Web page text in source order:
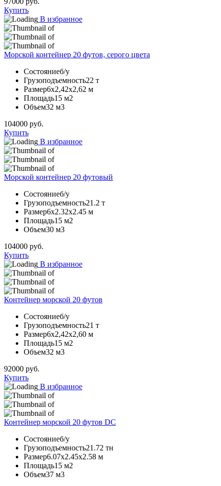
Купить
В избранное
Морской контейнер 20 футов, серого цвета
Состояниеб/у
Грузоподъемность22 т
Размер6х2,42х2,62 м
Площадь15 м2
Объем32 м3
104000 руб.
Купить
В избранное
Морской контейнер 20 футовый
Состояниеб/у
Грузоподъемность21.2 т
Размер6х2.32х2.45 м
Площадь15 м2
Объем30 м3
104000 руб.
Купить
В избранное
Контейнер морской 20 футов
Состояниеб/у
Грузоподъемность21 т
Размер6х2,42х2,60 м
Площадь15 м2
Объем32 м3
92000 руб.
Купить
В избранное
Контейнер морской 20 футов DC
Состояниеб/у
Грузоподъемность21.72 тн
Размер6.07х2.45х2.58 м
Площадь15 м2
Объем37 м3